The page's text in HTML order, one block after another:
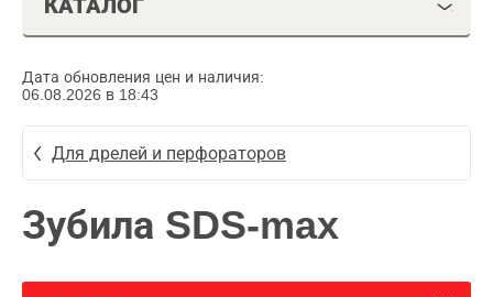
КАТАЛОГ
Дата обновления цен и наличия:
06.08.2026 в 18:43
Для дрелей и перфораторов
Зубила SDS-max